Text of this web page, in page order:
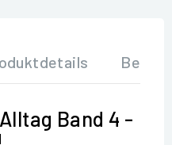
Band 4 -